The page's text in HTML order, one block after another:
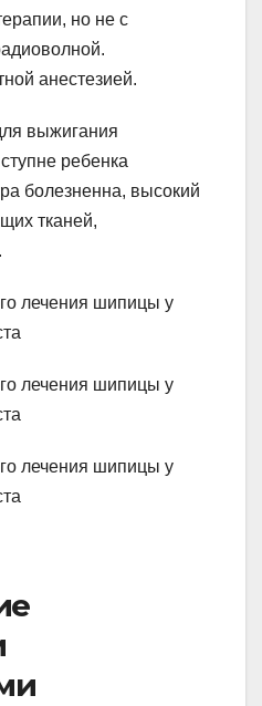
но не с
анестезией.
выжигания
ребенка
болезненна, высокий
тканей,